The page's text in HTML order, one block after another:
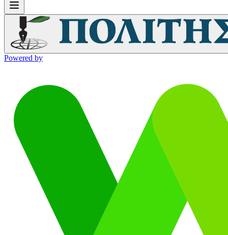
Powered by